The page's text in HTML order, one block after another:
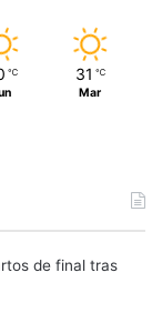
℃ 31 ℃
Mar
de final tras